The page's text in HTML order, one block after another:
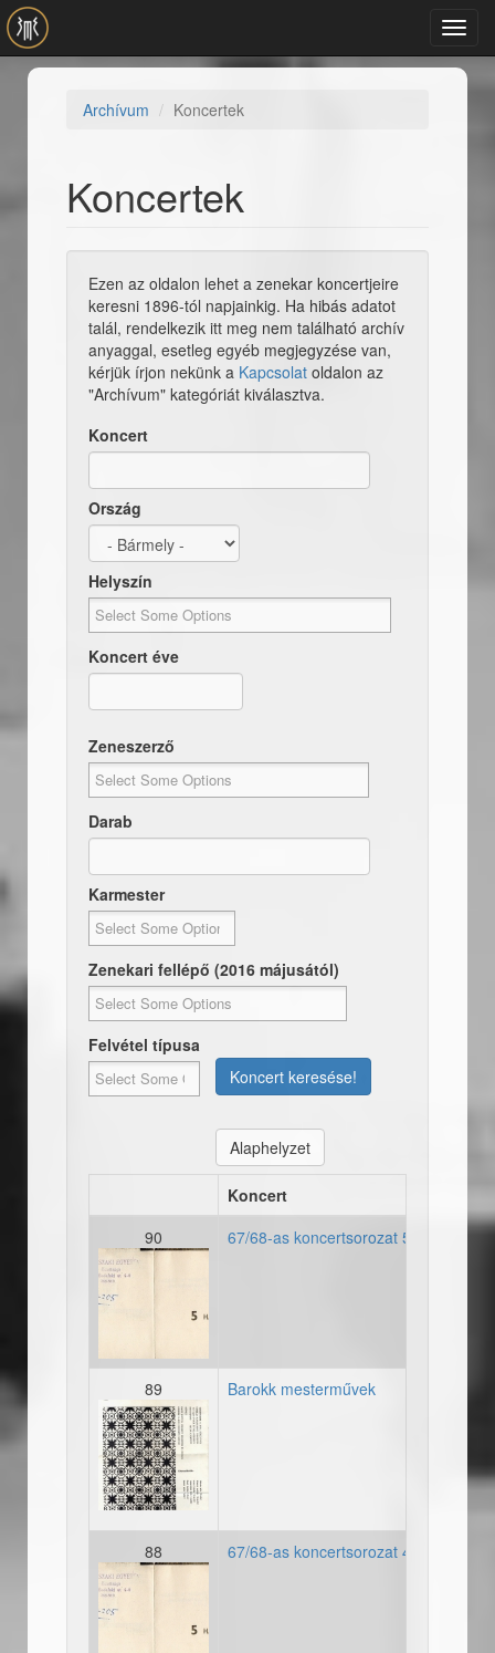
Ugrás a tartalomra
Archívum Koncertek
Koncertek
Ezen az oldalon lehet a zenekar koncertjeire
keresni 1896-tól napjainkig. Ha hibás adatot
talál, rendelkezik itt meg nem található archív
anyaggal, esetleg egyéb megjegyzése van,
kérjük írjon nekünk a Kapcsolat oldalon az
"Archívum" kategóriát kiválasztva.
Koncert
Ország
Helyszín
Koncert éve
Zeneszerző
Darab
Karmester
Zenekari fellépő (2016 májusától)
Felvétel típusa
Koncert keresése!
Alaphelyzet
Koncert
90
67/68-as koncertsorozat 5.
89 Barokk mesterművek
88 67/68-as koncertsorozat 4.